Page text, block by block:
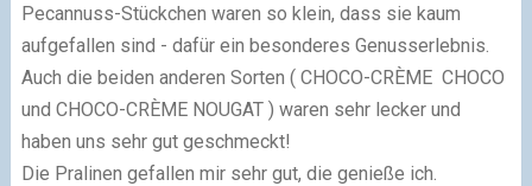
Pecannuss-Stückchen waren so klein, dass sie kaum
aufgefallen sind - dafür ein besonderes Genusserlebnis.
Auch die beiden anderen Sorten ( CHOCO-CRÈME CHOCO
und CHOCO-CRÈME NOUGAT ) waren sehr lecker und
haben uns sehr gut geschmeckt!
Die Pralinen gefallen mir sehr gut, die genieße ich.